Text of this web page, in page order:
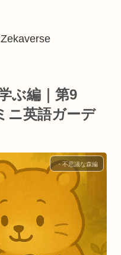
ぶ編｜第9
ニ英語ガーデ
・不思議な森編